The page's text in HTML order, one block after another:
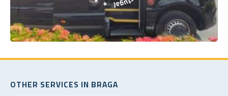
OTHER SERVICES IN BRAGA